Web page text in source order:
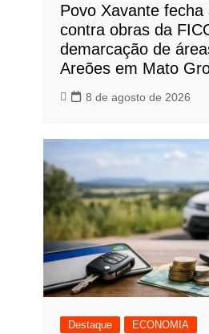
Povo Xavante fecha
contra obras da
demarcação de
Areões em Mato
8 de agosto de 2026
Destaque ECONOMIA